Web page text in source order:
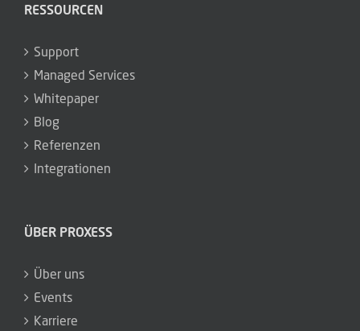
RESSOURCEN
Support
Managed Services
Whitepaper
Blog
Referenzen
Integrationen
ÜBER PROXESS
Über uns
Events
Karriere